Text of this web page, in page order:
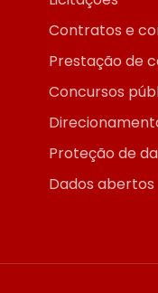
Contratos e
Prestação de
Concursos
Proteção de
Dados abertos